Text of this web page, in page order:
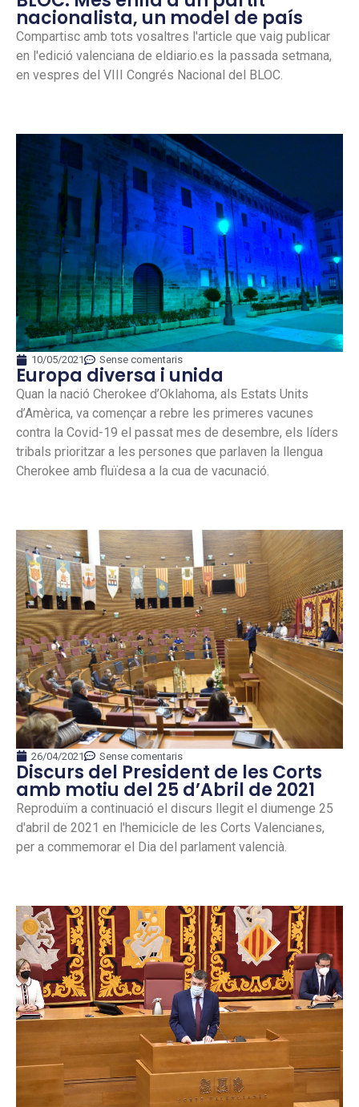
nacionalista, un model de país
Compartisc amb tots vosaltres l'article que vaig publicar
en l'edició valenciana de eldiario.es la passada setmana,
en vespres del VIII Congrés Nacional del BLOC.
10/05/2021 Sense comentaris
Europa diversa i unida
Quan la nació Cherokee d’Oklahoma, als Estats Units
d’Amèrica, va començar a rebre les primeres vacunes
contra la Covid-19 el passat mes de desembre, els líders
tribals prioritzar a les persones que parlaven la llengua
Cherokee amb fluïdesa a la cua de vacunació.
26/04/2021 Sense comentaris
Discurs del President de les Corts
amb motiu del 25 d’Abril de 2021
Reproduïm a continuació el discurs llegit el diumenge 25
d'abril de 2021 en l'hemicicle de les Corts Valencianes,
per a commemorar el Dia del parlament valencià.